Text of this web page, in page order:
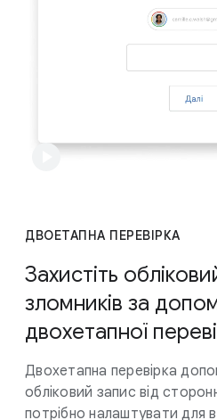
ДВОЕТАПНА ПЕРЕВІРКА
Захистіть
зломників за
двохетапної
Двохетапна перевірка
обліковий запис від
потрібно налаштувати для